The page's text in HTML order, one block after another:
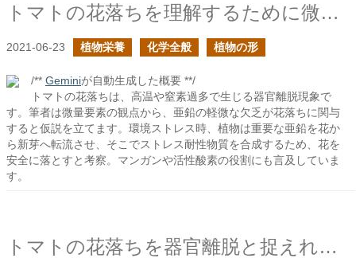
トマトの花落ちを理解するために微量要素の観点を持ち出す
2021-06-23 植物栄養 化学全般 植物の形
/** Geminiが自動生成した概要 **/
トマトの花落ちは、高温や窒素過多で生じる器官離脱現象で
す。筆者は微量要素の観点から、亜鉛の軽微な欠乏が花落ちに関与
すると仮説を立てます。環境ストレス時、植物は重要な亜鉛を花か
ら新芽へ転流させ、そこでストレス耐性物質を合成するため、花を
安全に落とすと考察。マンガンや活性酸素の役割にも言及していま
す。
トマトの花落ちを器官離脱と捉えれば見えてくるものがあるかもしれない